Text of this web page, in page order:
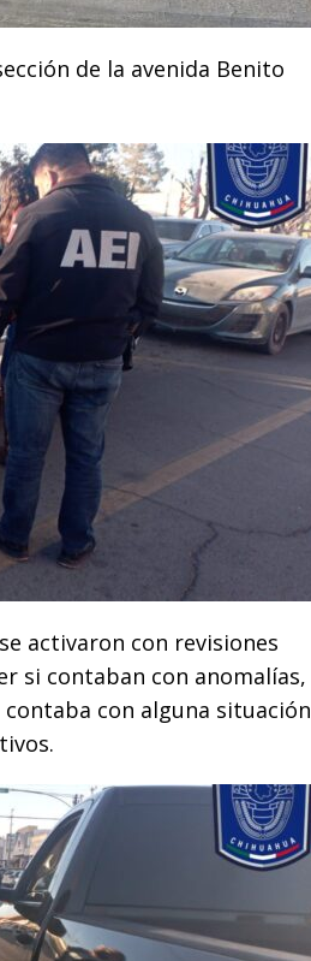
de la avenida Benito
activaron con revisiones
si contaban con anomalías,
con alguna situación